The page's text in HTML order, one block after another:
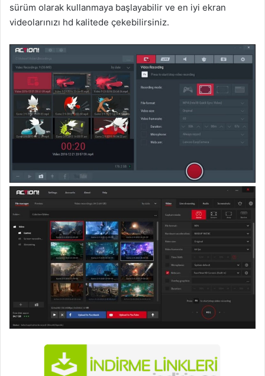
sürüm olarak kullanmaya başlayabilir ve en iyi ekran
videolarınızı hd kalitede çekebilirsiniz.